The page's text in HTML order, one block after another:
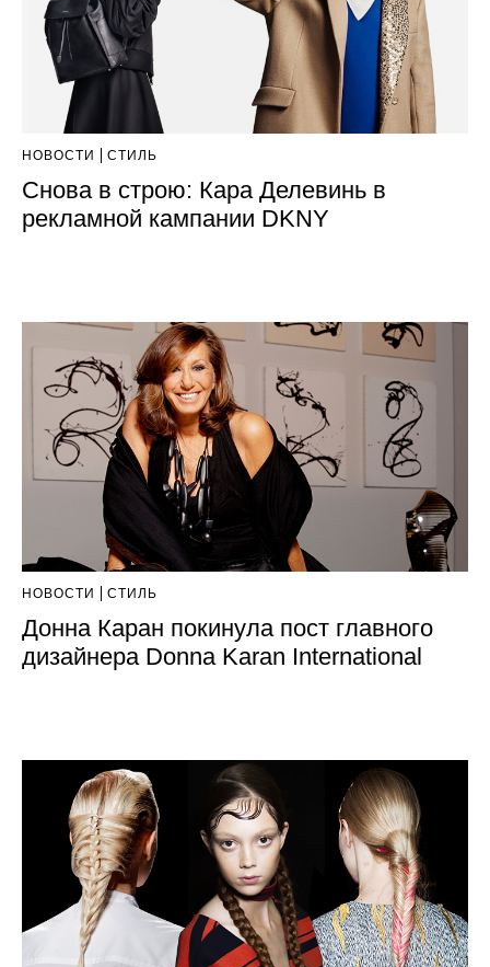
НОВОСТИ СТИЛЬ
Снова в строю: Кара Делевинь в
рекламной кампании DKNY
НОВОСТИ СТИЛЬ
Донна Каран покинула пост главного
дизайнера Donna Karan International